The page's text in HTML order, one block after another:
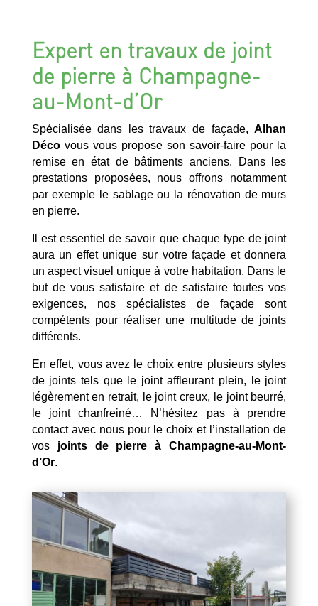
Expert en travaux de joint
de pierre à Champagne-
au-Mont-d’Or
Spécialisée dans les travaux de façade,Alhan
Décovous vous propose son savoir-faire pour la
remise en état de bâtiments anciens. Dans les
prestations proposées, nous offrons notamment
par exemple le sablage ou la rénovation de murs
en pierre.
Il est essentiel de savoir que chaque type de joint
aura un effet unique sur votre façade et donnera
un aspect visuel unique à votre habitation. Dans le
but de vous satisfaire et de satisfaire toutes vos
exigences, nos spécialistes de façade sont
compétents pour réaliser une multitude de joints
différents.
En effet, vous avez le choix entre plusieurs styles
de joints tels que le joint affleurant plein, le joint
légèrement en retrait, le joint creux, le joint beurré,
le joint chanfreiné… N’hésitez pas à prendre
contact avec nous pour le choix et l’installation de
vos joints de pierre à Champagne-au-Mont-
d’Or.